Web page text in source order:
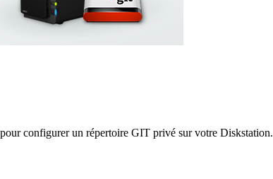
configurer un répertoire GIT privé sur votre Diskstation.